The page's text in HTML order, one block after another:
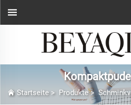
Startseite> Produkte>